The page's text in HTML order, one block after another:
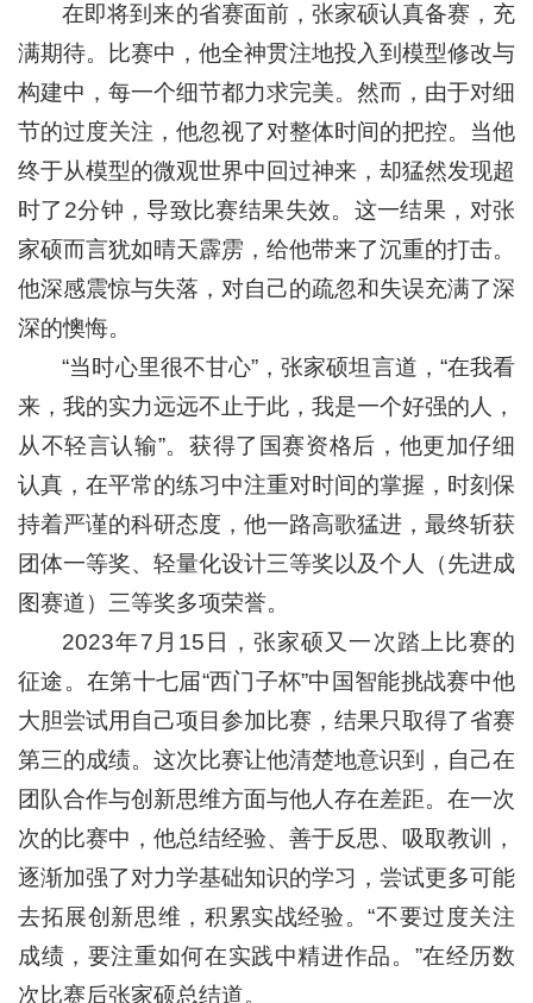
在即将到来的省赛面前，张家硕认真备赛，充
满期待。比赛中，他全神贯注地投入到模型修改与
构建中，每一个细节都力求完美。然而，由于对细
节的过度关注，他忽视了对整体时间的把控。当他
终于从模型的微观世界中回过神来，却猛然发现超
时了2分钟，导致比赛结果失效。这一结果，对张
家硕而言犹如晴天霹雳，给他带来了沉重的打击。
他深感震惊与失落，对自己的疏忽和失误充满了深
深的懊悔。
“当时心里很不甘心”，张家硕坦言道，“在我看
来，我的实力远远不止于此，我是一个好强的人，
从不轻言认输”。获得了国赛资格后，他更加仔细
认真，在平常的练习中注重对时间的掌握，时刻保
持着严谨的科研态度，他一路高歌猛进，最终斩获
团体一等奖、轻量化设计三等奖以及个人（先进成
图赛道）三等奖多项荣誉。
2023年7月15日，张家硕又一次踏上比赛的
征途。在第十七届“西门子杯”中国智能挑战赛中他
大胆尝试用自己项目参加比赛，结果只取得了省赛
第三的成绩。这次比赛让他清楚地意识到，自己在
团队合作与创新思维方面与他人存在差距。在一次
次的比赛中，他总结经验、善于反思、吸取教训，
逐渐加强了对力学基础知识的学习，尝试更多可能
去拓展创新思维，积累实战经验。“不要过度关注
成绩，要注重如何在实践中精进作品。”在经历数
次比赛后张家硕总结道。